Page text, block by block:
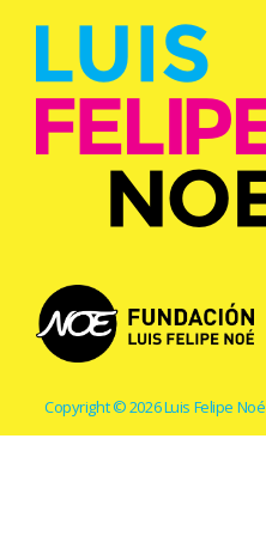
Copyright © 2026 Luis Felipe Noé